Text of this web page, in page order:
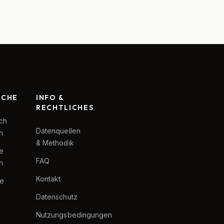
INFO &
RECHTLICHES
Datenquellen
& Methodik
FAQ
Kontakt
Datenschutz
Nutzungsbedingungen